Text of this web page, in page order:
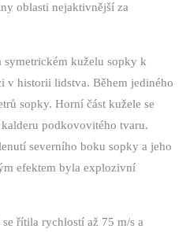
oblasti nejaktivnější za
symetrickém kuželu sopky k
v historii lidstva. Během jediného
sopky. Horní část kužele se
podkovovitého tvaru.
severního boku sopky a jeho
efektem byla explozivní
řítila rychlostí až 75 m/s a